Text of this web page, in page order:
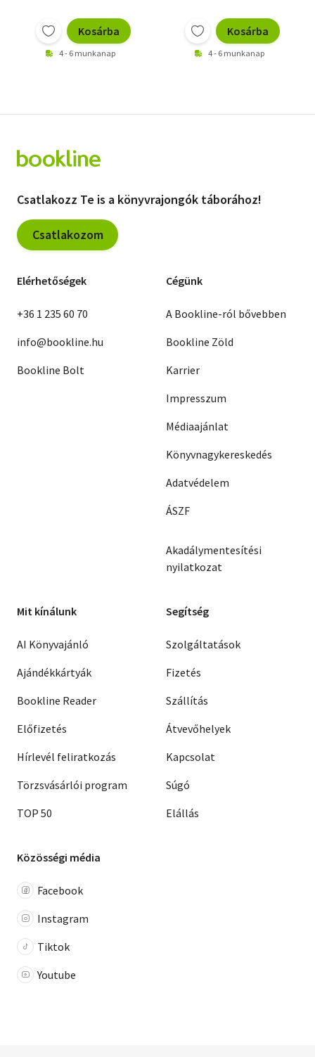
Kosárba
4 - 6 munkanap
Kosárba
4 - 6 munkanap
Csatlakozz Te is a könyvrajongók táborához!
Csatlakozom
Elérhetőségek
+36 1 235 60 70
info@bookline.hu
Bookline Bolt
Cégünk
A Bookline-ról bővebben
Bookline Zöld
Karrier
Impresszum
Médiaajánlat
Könyvnagykereskedés
Adatvédelem
ÁSZF
Akadálymentesítési
nyilatkozat
Mit kínálunk
AI Könyvajánló
Ajándékkártyák
Bookline Reader
Előfizetés
Hírlevél feliratkozás
Törzsvásárlói program
TOP 50
Segítség
Szolgáltatások
Fizetés
Szállítás
Átvevőhelyek
Kapcsolat
Súgó
Elállás
Közösségi média
Facebook
Instagram
Tiktok
Youtube